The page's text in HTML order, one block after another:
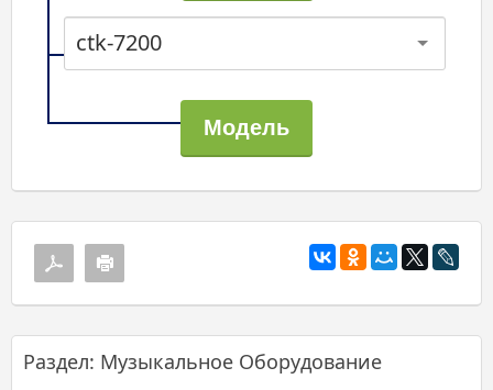
ctk-7200
Раздел: Музыкальное Оборудование